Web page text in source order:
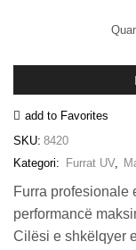
add to Favorites
SKU: 8420
Kategori:
Furrat UV,
Furra profesionale
performancë
Cilësi e shkëlqyer